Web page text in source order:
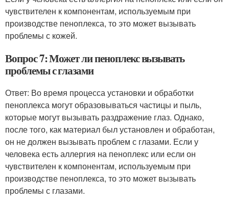
чувствителен к компонентам, используемым при
производстве пеноплекса, то это может вызывать
проблемы с кожей.
Вопрос 7: Может ли пеноплекс вызывать
проблемы с глазами
Ответ: Во время процесса установки и обработки
пеноплекса могут образовываться частицы и пыль,
которые могут вызывать раздражение глаз. Однако,
после того, как материал был установлен и обработан,
он не должен вызывать проблем с глазами. Если у
человека есть аллергия на пеноплекс или если он
чувствителен к компонентам, используемым при
производстве пеноплекса, то это может вызывать
проблемы с глазами.